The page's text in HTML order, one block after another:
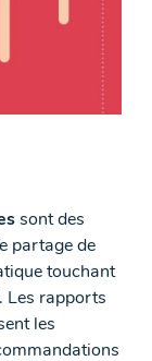
sont des
partage de
touchant
Les rapports
les